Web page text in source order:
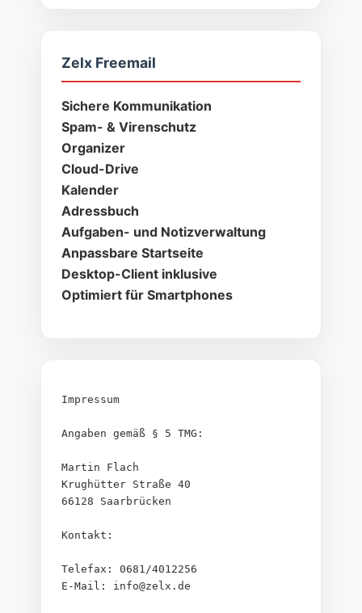
Zelx Freemail
Sichere Kommunikation
Spam- & Virenschutz
Organizer
Cloud-Drive
Kalender
Adressbuch
Aufgaben- und Notizverwaltung
Anpassbare Startseite
Desktop-Client inklusive
Optimiert für Smartphones
Impressum
Angaben gemäß § 5 TMG:
Martin Flach
Krughütter Straße 40
66128 Saarbrücken
Kontakt:
Telefax: 0681/4012256
E-Mail: info@zelx.de